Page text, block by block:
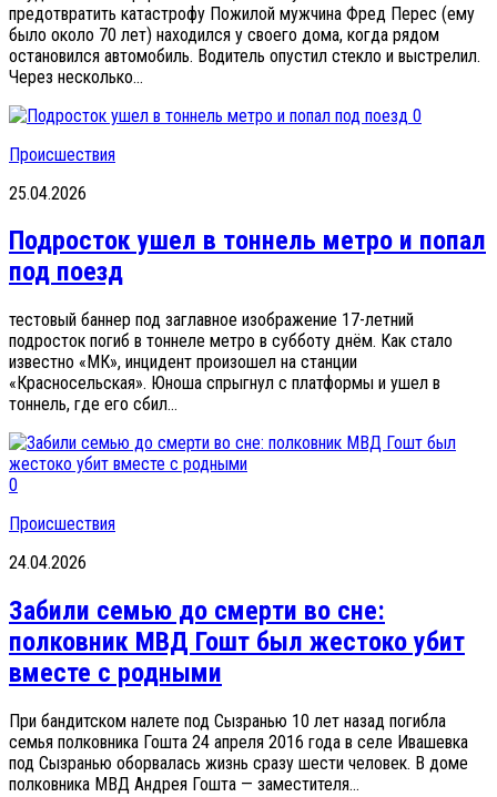
предотвратить катастрофу Пожилой мужчина Фред Перес (ему
было около 70 лет) находился у своего дома, когда рядом
остановился автомобиль. Водитель опустил стекло и выстрелил.
Через несколько...
0
Происшествия
25.04.2026
Подросток ушел в тоннель метро и попал
под поезд
тестовый баннер под заглавное изображение 17-летний
подросток погиб в тоннеле метро в субботу днём. Как стало
известно «МК», инцидент произошел на станции
«Красносельская». Юноша спрыгнул с платформы и ушел в
тоннель, где его сбил...
0
Происшествия
24.04.2026
Забили семью до смерти во сне:
полковник МВД Гошт был жестоко убит
вместе с родными
При бандитском налете под Сызранью 10 лет назад погибла
семья полковника Гошта 24 апреля 2016 года в селе Ивашевка
под Сызранью оборвалась жизнь сразу шести человек. В доме
полковника МВД Андрея Гошта — заместителя...